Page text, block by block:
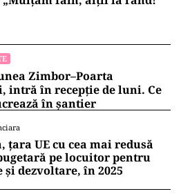
Zimbor–Poarta
intră în recepție de luni. Ce
în șantier
țara UE cu cea mai redusă
pe locuitor pentru
și dezvoltare, în 2025